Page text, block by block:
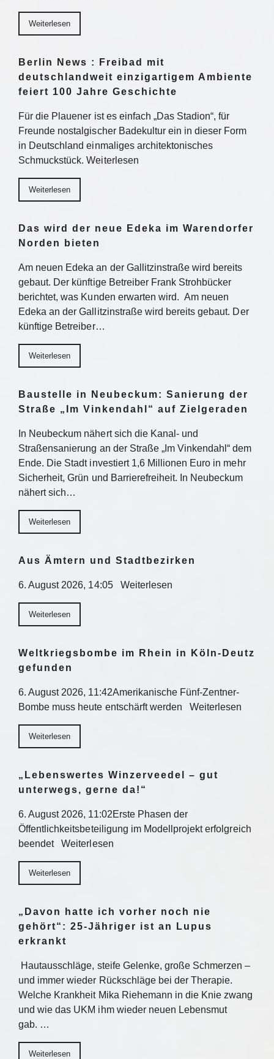
Weiterlesen
Berlin News : Freibad mit
deutschlandweit einzigartigem Ambiente
feiert 100 Jahre Geschichte
Für die Plauener ist es einfach „Das Stadion“, für
Freunde nostalgischer Badekultur ein in dieser Form
in Deutschland einmaliges architektonisches
Schmuckstück. Weiterlesen
Weiterlesen
Das wird der neue Edeka im Warendorfer
Norden bieten
Am neuen Edeka an der Gallitzinstraße wird bereits
gebaut. Der künftige Betreiber Frank Strohbücker
berichtet, was Kunden erwarten wird. Am neuen
Edeka an der Gallitzinstraße wird bereits gebaut. Der
künftige Betreiber…
Weiterlesen
Baustelle in Neubeckum: Sanierung der
Straße „Im Vinkendahl“ auf Zielgeraden
In Neubeckum nähert sich die Kanal- und
Straßensanierung an der Straße „Im Vinkendahl“ dem
Ende. Die Stadt investiert 1,6 Millionen Euro in mehr
Sicherheit, Grün und Barrierefreiheit. In Neubeckum
nähert sich…
Weiterlesen
Aus Ämtern und Stadtbezirken
6. August 2026, 14:05 Weiterlesen
Weiterlesen
Weltkriegsbombe im Rhein in Köln-Deutz
gefunden
6. August 2026, 11:42Amerikanische Fünf-Zentner-
Bombe muss heute entschärft werden Weiterlesen
Weiterlesen
„Lebenswertes Winzerveedel – gut
unterwegs, gerne da!“
6. August 2026, 11:02Erste Phasen der
Öffentlichkeitsbeteiligung im Modellprojekt erfolgreich
beendet Weiterlesen
Weiterlesen
„Davon hatte ich vorher noch nie
gehört“: 25-Jähriger ist an Lupus
erkrankt
Hautausschläge, steife Gelenke, große Schmerzen –
und immer wieder Rückschläge bei der Therapie.
Welche Krankheit Mika Riehemann in die Knie zwang
und wie das UKM ihm wieder neuen Lebensmut
gab. …
Weiterlesen